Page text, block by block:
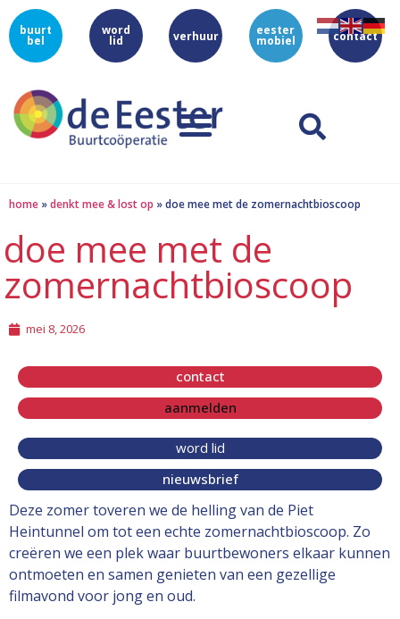
buurt
bel
word
lid verhuur eester
mobiel contact
home »denkt mee & lost op »doe mee met de zomernachtbioscoop
doe mee met de
zomernachtbioscoop
mei 8, 2026
contact
aanmelden
word lid
nieuwsbrief
Deze zomer toveren we de helling van de Piet
Heintunnel om tot een echte zomernachtbioscoop. Zo
creëren we een plek waar buurtbewoners elkaar kunnen
ontmoeten en samen genieten van een gezellige
filmavond voor jong en oud.